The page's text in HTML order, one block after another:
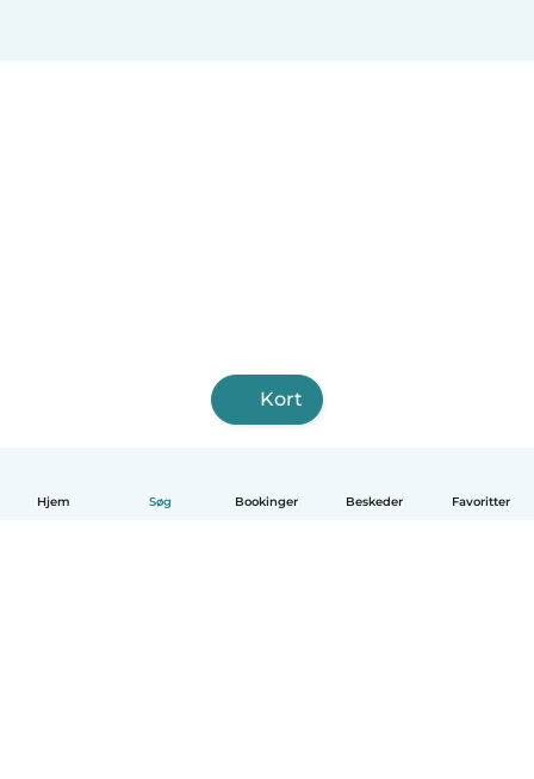
Hjem Søg Bookinger Beskeder Favoritter
Kort